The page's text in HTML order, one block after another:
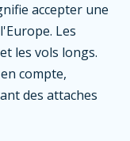
accepter une
Les
les vols longs.
compte,
des attaches